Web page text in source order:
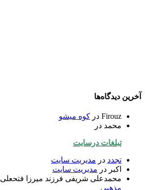
آخرین دیدگاه‌ها
Firouz در کوه میشو
محمد در
تبلغات درسایت
تجدد در مدیریت سایت
اکبر در مدیریت سایت
محمدعلی شریفی فرزند میرزا فتحعلی
مذهبی